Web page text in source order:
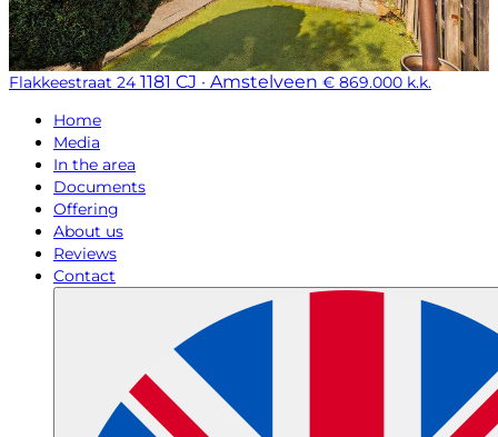
Flakkeestraat 24 1181 CJ · Amstelveen € 869.000 k.k.
Home
Media
In the area
Documents
Offering
About us
Reviews
Contact